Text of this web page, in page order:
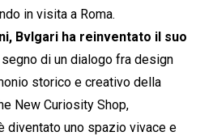
in visita a Roma.
Bvlgari ha reinventato il suo
di un dialogo fra design
storico e creativo della
New Curiosity Shop,
diventato uno spazio vivace e